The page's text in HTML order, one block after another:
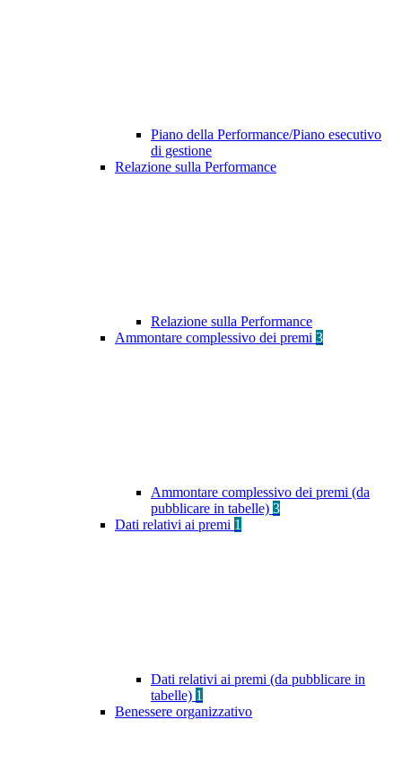
Piano della Performance/Piano esecutivo
di gestione
Relazione sulla Performance
Relazione sulla Performance
Ammontare complessivo dei premi 3
Ammontare complessivo dei premi (da
pubblicare in tabelle) 3
Dati relativi ai premi 1
Dati relativi ai premi (da pubblicare in
tabelle) 1
Benessere organizzativo